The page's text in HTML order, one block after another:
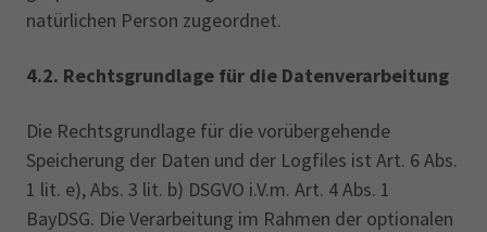
natürlichen Person zugeordnet.
4.2. Rechtsgrundlage für die Datenverarbeitung
Die Rechtsgrundlage für die vorübergehende
Speicherung der Daten und der Logfiles ist Art. 6 Abs.
1 lit. e), Abs. 3 lit. b) DSGVO i.V.m. Art. 4 Abs. 1
BayDSG. Die Verarbeitung im Rahmen der optionalen